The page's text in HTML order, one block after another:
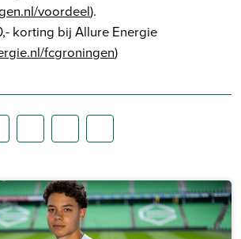
voordeel).
korting bij Allure Energie
fcgroningen)